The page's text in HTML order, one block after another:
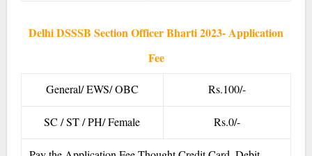
Delhi DSSSB Section Officer Bharti 2023- Application
Fee
General/ EWS/ OBC Rs.100/-
SC / ST / PH/ Female Rs.0/-